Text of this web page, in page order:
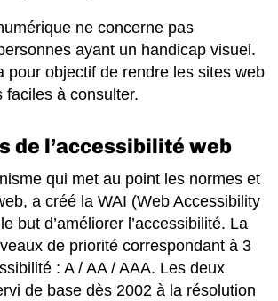
ne concerne pas
ayant un handicap visuel.
pour objectif de rendre les sites web
faciles à consulter.
de l’accessibilité web
qui met au point les normes et
a créé la WAI (Web Accessibility
but d’améliorer l’accessibilité. La
de priorité correspondant à 3
: A / AA / AAA. Les deux
de base dès 2002 à la résolution